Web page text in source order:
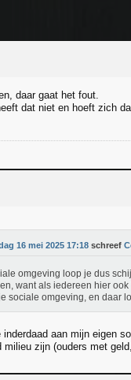
daar gaat het fout.
dat niet en hoeft zich
16 mei 2025 17:18 schreef
omgeving loop je dus
want als iedereen hier
sociale omgeving, en daar
aan mijn eigen
milieu zijn (ouders met